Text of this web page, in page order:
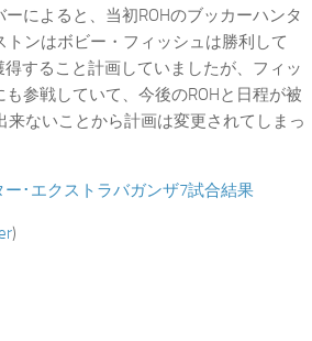
によると、当初ROHのブッカーハンタ
トンはボビー・フィッシュは勝利して
得すること計画していましたが、フィッ
参戦していて、今後のROHと日程が被
来ないことから計画は変更されてしまっ
ー･エクストラバガンザ7試合結果
)